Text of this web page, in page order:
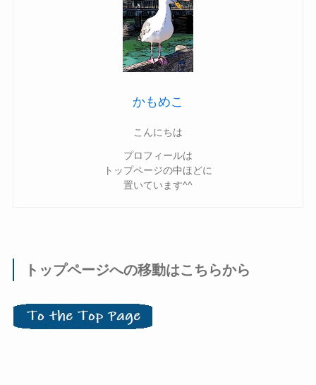
かもめこ
こんにちは
プロフィールは
トップページの中ほどに
置いています^^
トップページへの移動はこちらから